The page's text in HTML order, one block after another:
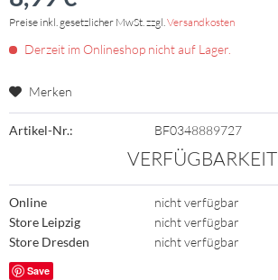
Preise inkl. gesetzlicher MwSt. zzgl.Versandkosten
Derzeit im Onlineshop nicht auf Lager.
Merken
Artikel-Nr.: BF0348889727
VERFÜGBARKEIT
Online
nicht verfügbar
Store Leipzig
nicht verfügbar
Store Dresden
nicht verfügbar
Save